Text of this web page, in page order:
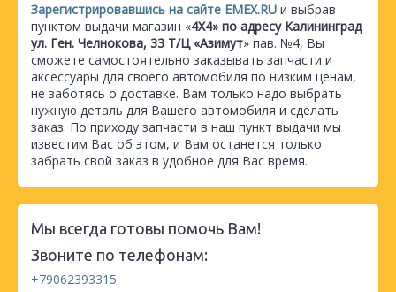
Зарегистрировавшись на сайте EMEX.RU и выбрав
пунктом выдачи магазин «4Х4» по адресу Калининград
ул. Ген. Челнокова, 33 Т/Ц «Азимут» пав. №4, Вы
сможете самостоятельно заказывать запчасти и
аксессуары для своего автомобиля по низким ценам,
не заботясь о доставке. Вам только надо выбрать
нужную деталь для Вашего автомобиля и сделать
заказ. По приходу запчасти в наш пункт выдачи мы
известим Вас об этом, и Вам останется только
забрать свой заказ в удобное для Вас время.
Мы всегда готовы помочь Вам!
Звоните по телефонам:
+79062393315